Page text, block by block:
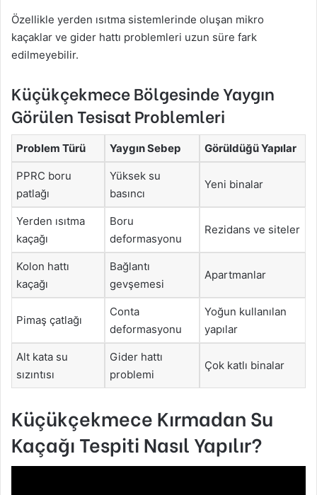
Özellikle yerden ısıtma sistemlerinde oluşan mikro
kaçaklar ve gider hattı problemleri uzun süre fark
edilmeyebilir.
Küçükçekmece Bölgesinde Yaygın
Görülen Tesisat Problemleri
Problem Türü Yaygın Sebep Görüldüğü Yapılar
PPRC boru
patlağı
Yüksek su
basıncı
Yeni binalar
Yerden ısıtma
kaçağı
Boru
deformasyonu
Rezidans ve siteler
Kolon hattı
kaçağı
Bağlantı
gevşemesi
Apartmanlar
Pimaş çatlağı
Conta
deformasyonu
Yoğun kullanılan
yapılar
Alt kata su
sızıntısı
Gider hattı
problemi
Çok katlı binalar
Küçükçekmece Kırmadan Su
Kaçağı Tespiti Nasıl Yapılır?